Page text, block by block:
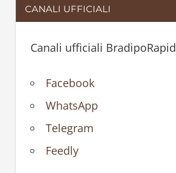
CANALI UFFICIALI
Canali ufficiali
Facebook
WhatsApp
Telegram
Feedly